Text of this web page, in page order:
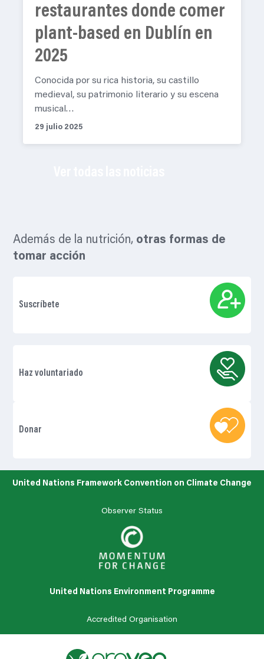
restaurantes donde comer
plant-based en Dublín en
2025
Conocida por su rica historia, su castillo
medieval, su patrimonio literario y su escena
musical…
29 julio 2025
Además de la nutrición, otras formas de
tomar acción
Suscríbete
Haz voluntariado
Donar
United Nations Framework Convention on Climate Change
Observer Status
United Nations Environment Programme
Accredited Organisation